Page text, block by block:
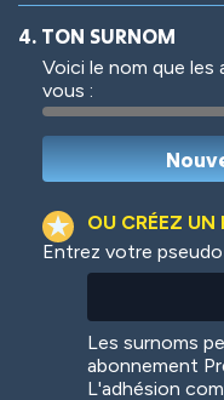
Woof
Colorful
4. TON SURNOM
Voici le nom que
vous :
OU CRÉEZ UN
Entrez votre
Les surnoms
abonnement
L'adhésion